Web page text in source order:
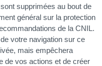
supprimées au bout de
général sur la protection
de la CNIL.
votre navigation sur ce
mais empêchera
de vos actions et de créer